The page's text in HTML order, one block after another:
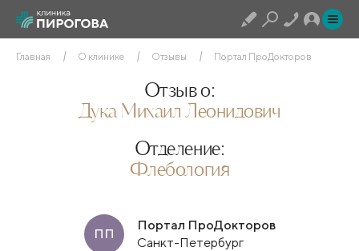
Главная О клинике Отзывы Портал ПроДокторов
Отзыв о:
Дука Михаил Леонидович
Отделение:
Флебология
ПП
Портал ПроДокторов
Санкт-Петербург